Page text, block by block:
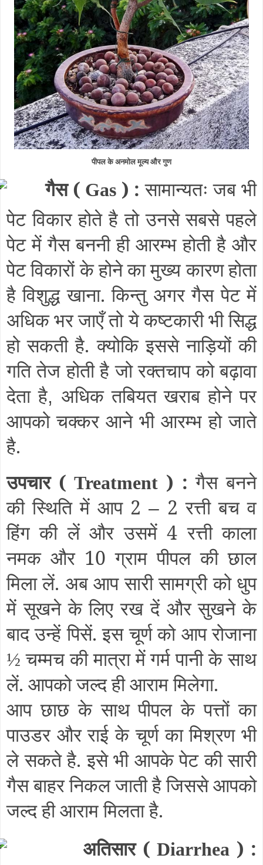
पीपल के अनमोल मूल्य और गुण
गैस ( Gas ) :सामान्यतः जब भी
पेट विकार होते है तो उनसे सबसे पहले
पेट में गैस बननी ही आरम्भ होती है और
पेट विकारों के होने का मुख्य कारण होता
है विशुद्ध खाना. किन्तु अगर गैस पेट में
अधिक भर जाएँ तो ये कष्टकारी भी सिद्ध
हो सकती है. क्योकि इससे नाड़ियों की
गति तेज होती है जो रक्तचाप को बढ़ावा
देता है, अधिक तबियत खराब होने पर
आपको चक्कर आने भी आरम्भ हो जाते
है.
उपचार ( Treatment ) : गैस बनने
की स्थिति में आप 2 – 2 रत्ती बच व
हिंग की लें और उसमें 4 रत्ती काला
नमक और 10 ग्राम पीपल की छाल
मिला लें. अब आप सारी सामग्री को धुप
में सूखने के लिए रख दें और सुखने के
बाद उन्हें पिसें. इस चूर्ण को आप रोजाना
½ चम्मच की मात्रा में गर्म पानी के साथ
लें. आपको जल्द ही आराम मिलेगा.
आप छाछ के साथ पीपल के पत्तों का
पाउडर और राई के चूर्ण का मिश्रण भी
ले सकते है. इसे भी आपके पेट की सारी
गैस बाहर निकल जाती है जिससे आपको
जल्द ही आराम मिलता है.
अतिसार ( Diarrhea ) :